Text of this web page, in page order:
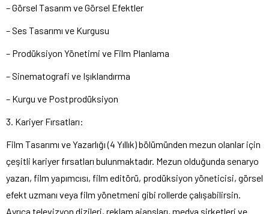
– Görsel Tasarım ve Görsel Efektler
– Ses Tasarımı ve Kurgusu
– Prodüksiyon Yönetimi ve Film Planlama
– Sinematografi ve Işıklandırma
– Kurgu ve Postprodüksiyon
3. Kariyer Fırsatları:
Film Tasarımı ve Yazarlığı (4 Yıllık) bölümünden mezun olanlar için
çeşitli kariyer fırsatları bulunmaktadır. Mezun olduğunda senaryo
yazarı, film yapımcısı, film editörü, prodüksiyon yöneticisi, görsel
efekt uzmanı veya film yönetmeni gibi rollerde çalışabilirsin.
Ayrıca televizyon dizileri, reklam ajansları, medya şirketleri ve